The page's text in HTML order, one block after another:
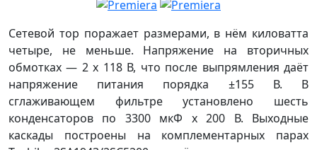
Сетевой тор поражает размерами, в нём киловатта
четыре, не меньше. Напряжение на вторичных
обмотках — 2 х 118 В, что после выпрямления даёт
напряжение питания порядка ±155 В. В
сглаживающем фильтре установлено шесть
конденсаторов по 3300 мкФ х 200 В. Выходные
каскады построены на комплементарных парах